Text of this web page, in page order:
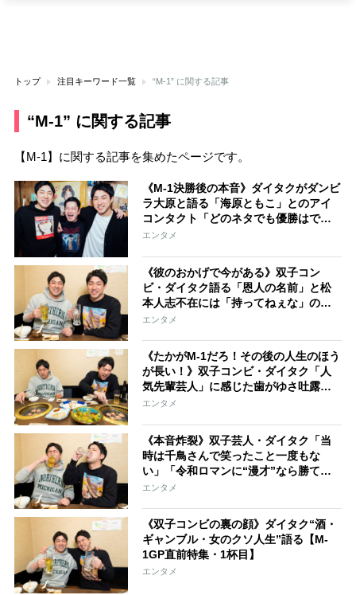
トップ 注目キーワード一覧 “M-1” に関する記事
“M-1” に関する記事
【M-1】に関する記事を集めたページです。
《M-1決勝後の本音》ダイタクがダンビ
ラ大原と語る「海原ともこ」とのアイ
コンタクト「どのネタでも優勝はでき
なかったと思う」【M-1特集5杯目】
エンタメ
《彼のおかげで今がある》双子コン
ビ・ダイタク語る「恩人の名前」と松
本人志不在には「持ってねぇな」の複
雑心境【M-1直前特集 最後の1杯】
エンタメ
《たかがM-1だろ！その後の人生のほう
が長い！》双子コンビ・ダイタク「人
気先輩芸人」に感じた歯がゆさ吐露
【M-1直前特集 3杯目】
エンタメ
《本音炸裂》双子芸人・ダイタク「当
時は千鳥さんで笑ったこと一度もな
い」「令和ロマンに“漫才”なら勝て
る」【M-1直前特集 2杯目】
エンタメ
《双子コンビの裏の顔》ダイタク“酒・
ギャンブル・女のクソ人生”語る【M-
1GP直前特集・1杯目】
エンタメ